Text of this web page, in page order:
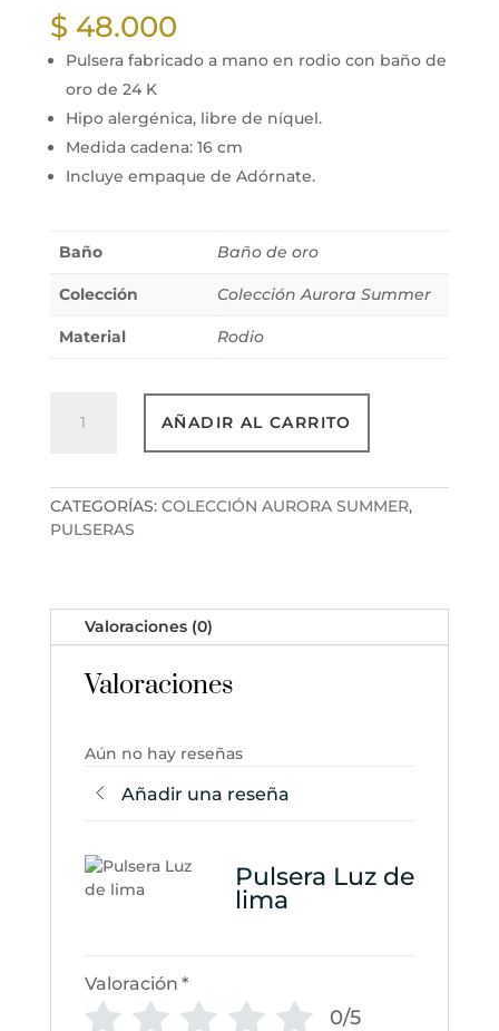
$ 48.000
Pulsera fabricado a mano en rodio con baño de
oro de 24 K
Hipo alergénica, libre de níquel.
Medida cadena: 16 cm
Incluye empaque de Adórnate.
Baño Baño de oro
Colección Colección Aurora Summer
Material Rodio
cantidad
AÑADIR AL CARRITO
CATEGORÍAS: COLECCIÓN AURORA SUMMER,
PULSERAS
Valoraciones (0)
Valoraciones
Aún no hay reseñas
Añadir una reseña
Pulsera Luz de
lima
Valoración *
0/5